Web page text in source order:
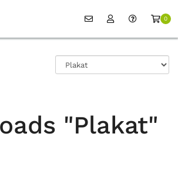
0
"Plakat"